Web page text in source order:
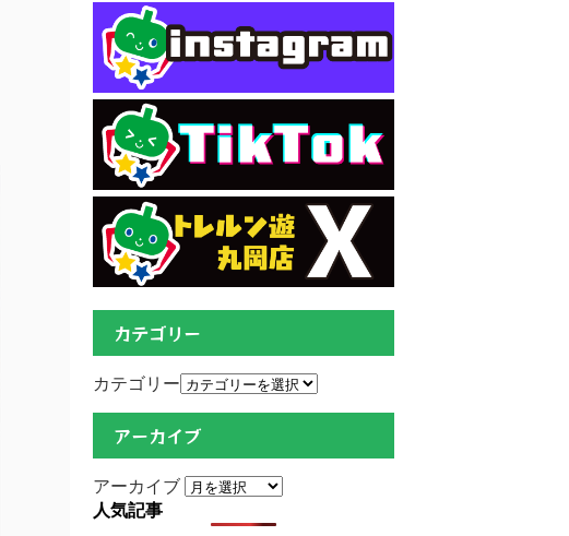
カテゴリー
カテゴリー
アーカイブ
アーカイブ
人気記事